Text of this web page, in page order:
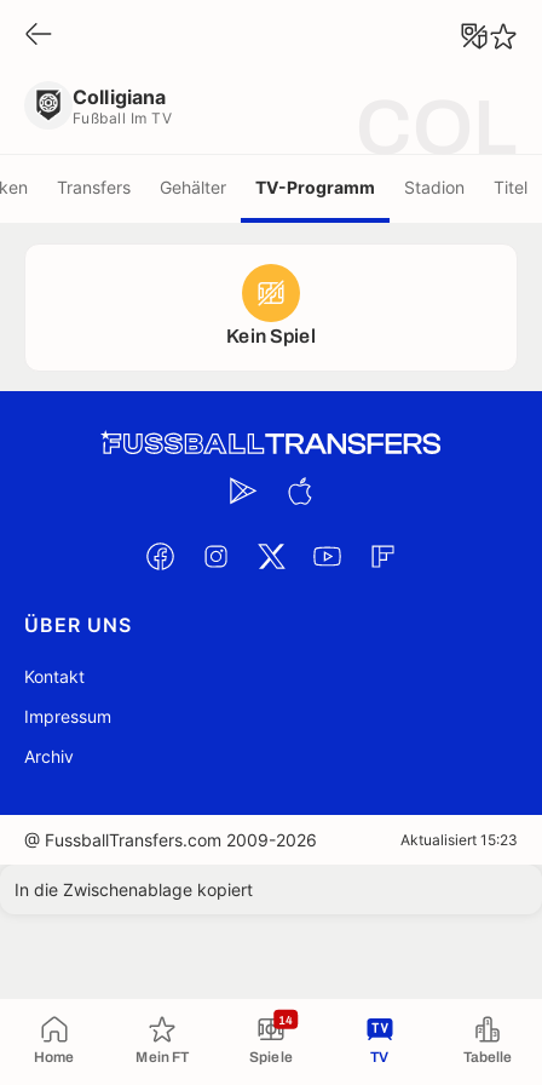
Home Mein FT Spiele
14
TV Tabelle
Colligiana
Fußball Im TV
Transfers Gehälter TV-Programm Stadion Titel
Kein Spiel
ÜBER UNS
Kontakt
Impressum
Archiv
@ FussballTransfers.com 2009-2026 Aktualisiert 15:23
In die Zwischenablage kopiert